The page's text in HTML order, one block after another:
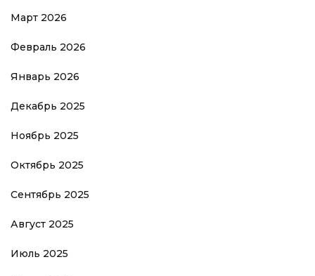
Март 2026
Февраль 2026
Январь 2026
Декабрь 2025
Ноябрь 2025
Октябрь 2025
Сентябрь 2025
Август 2025
Июль 2025